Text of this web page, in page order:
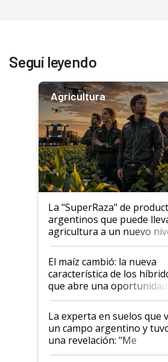
Seguí leyendo
Agricultura
La "SuperRaza" de
argentinos que puede
agricultura a un nuevo
posibilidades de
infinitas"
El maíz cambió: la nueva
característica de los
que abre una oportunidad
el lote
La experta en suelos que
un campo argentino y
una revelación: "Me
impresionó mucho"